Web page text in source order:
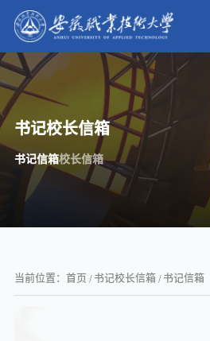
书记校长信箱
书记信箱校长信箱
当前位置： 首页 书记校长信箱 书记信箱